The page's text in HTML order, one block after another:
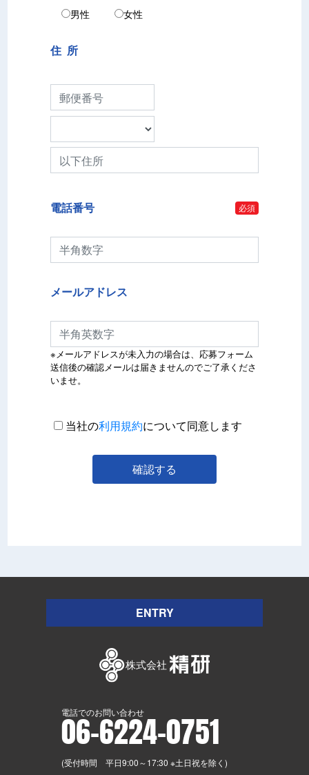
男性 女性
住 所
電話番号 必須
メールアドレス
※メールアドレスが未入力の場合は、応募フォーム
送信後の確認メールは届きませんのでご了承くださ
いませ。
当社の利用規約について同意します
確認する
ENTRY
電話でのお問い合わせ
06-6224-0751
(受付時間 平日9:00～17:30 ※土日祝を除く)